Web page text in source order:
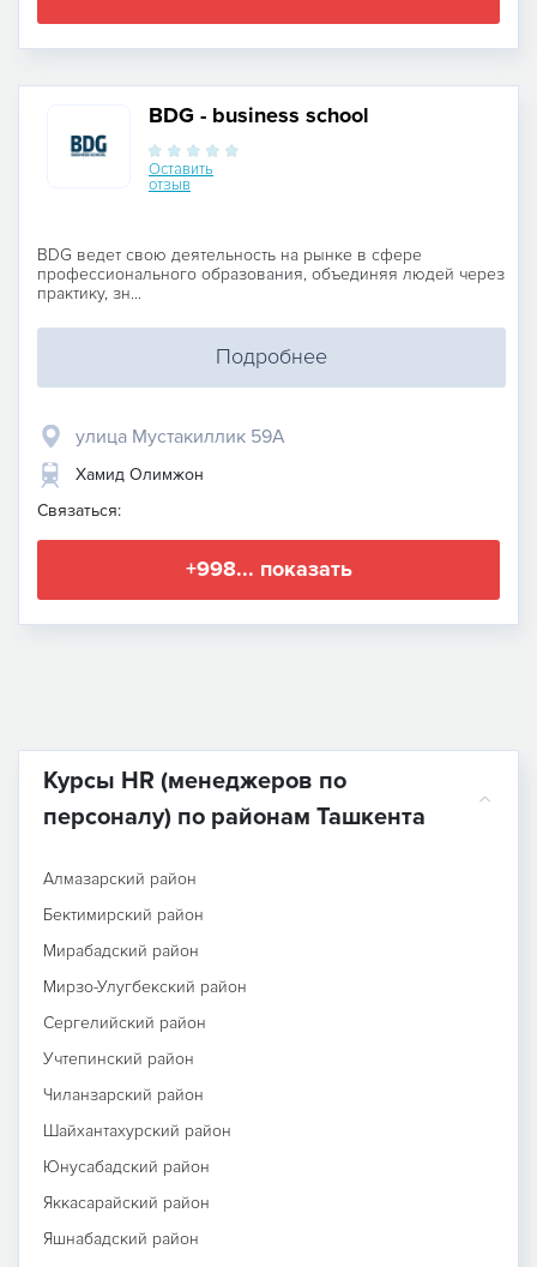
BDG - business school
Оставить
отзыв
BDG ведет свою деятельность на рынке в сфере
профессионального образования, объединяя людей через
практику, зн...
Подробнее
улица Мустакиллик 59А
Хамид Олимжон
Связаться:
+998... показать
Курсы HR (менеджеров по
персоналу) по районам Ташкента
Алмазарский район
Бектимирский район
Мирабадский район
Мирзо-Улугбекский район
Сергелийский район
Учтепинский район
Чиланзарский район
Шайхантахурский район
Юнусабадский район
Яккасарайский район
Яшнабадский район